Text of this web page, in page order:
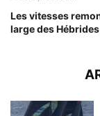
Les vitesses
large des Hébrides